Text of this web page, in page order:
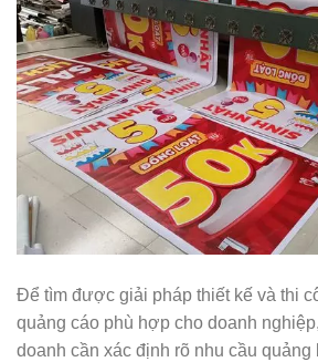
Để tìm được giải pháp thiết kế và thi
quảng cáo phù hợp cho doanh
doanh cần xác định rõ nhu cầu